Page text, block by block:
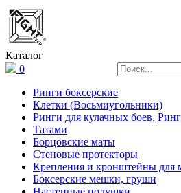
Каталог
0
Ринги боксерские
Клетки (Восьмиугольники)
Ринги для кулачных боев,
Татами
Борцовские маты
Стеновые протекторы
Крепления и кронштейны для
Боксерские мешки, груши